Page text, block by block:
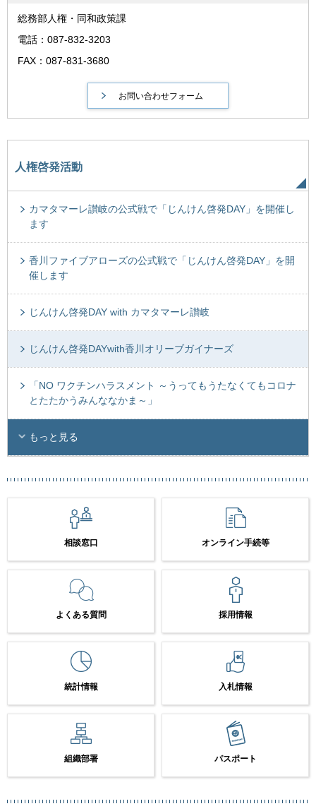
総務部人権・同和政策課
電話：087-832-3203
FAX：087-831-3680
人権啓発活動
カマタマーレ讃岐の公式戦で「じんけん啓発DAY」を開催し
ます
香川ファイブアローズの公式戦で「じんけん啓発DAY」を開
催します
じんけん啓発DAY with カマタマーレ讃岐
じんけん啓発DAYwith香川オリーブガイナーズ
「NO ワクチンハラスメント ～うってもうたなくてもコロナ
とたたかうみんななかま～」
もっと見る
相談窓口 オンライン手続等
よくある質問 採用情報
統計情報 入札情報
組織部署 パスポート